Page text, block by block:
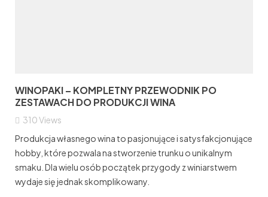
WINOPAKI – KOMPLETNY PRZEWODNIK PO
ZESTAWACH DO PRODUKCJI WINA
310Views
Produkcja własnego wina to pasjonujące i satysfakcjonujące
hobby, które pozwala na stworzenie trunku o unikalnym
smaku. Dla wielu osób początek przygody z winiarstwem
wydaje się jednak skomplikowany.